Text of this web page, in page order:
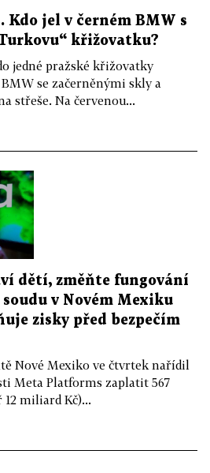
Kdo jel v černém BMW s
křižovatku?
jedné pražské křižovatky
se začerněnými skly a
střeše. Na červenou...
dětí, změňte fungování
v Novém Mexiku
zisky před bezpečím
Nové Mexiko ve čtvrtek nařídil
Meta Platforms zaplatit 567
miliard Kč)...